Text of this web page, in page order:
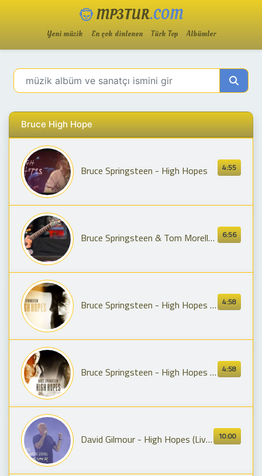
MP3TUR.COM
Yeni müzik En çok dinlenen Türk Top Albümler
Bruce High Hope
4:55
Bruce Springsteen - High Hopes
6:56
Bruce Springsteen & Tom Morello High Hopes Dallas, 2014
4:58
Bruce Springsteen - High Hopes (2013)
4:58
Bruce Springsteen - High Hopes Lyrics Video
10:00
David Gilmour - High Hopes (Live At Pompeii)